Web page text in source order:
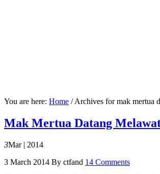
You are here: Home /Archives for mak mertua
Mak Mertua Datang
3Mar | 2014
3 March 2014 By ctfand 14 Comments